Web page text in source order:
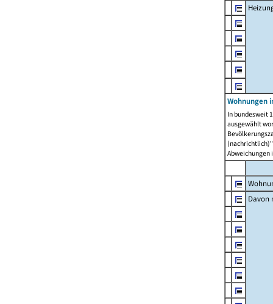
Wohnungen
In bundesweit
ausgewählt
Abweichungen
Davon